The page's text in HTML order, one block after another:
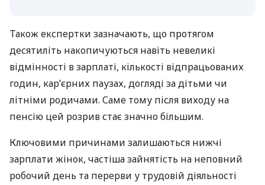
Також експертки зазначають, що протягом
десятиліть накопичуються навіть невеликі
відмінності в зарплаті, кількості відпрацьованих
годин, кар’єрних паузах, догляді за дітьми чи
літніми родичами. Саме тому після виходу на
пенсію цей розрив стає значно більшим.
Ключовими причинами залишаються нижчі
зарплати жінок, частіша зайнятість на неповний
робочий день та перерви у трудовій діяльності